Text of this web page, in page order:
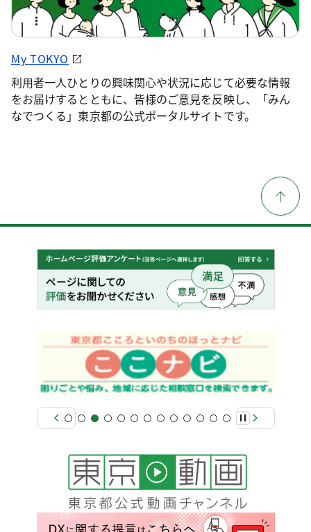
My TOKYO
利用者一人ひとりの興味関心や状況に応じて必要な情報
をお届けするとともに、皆様のご意見を反映し、「みん
なでつくる」東京都の公式ポータルサイトです。